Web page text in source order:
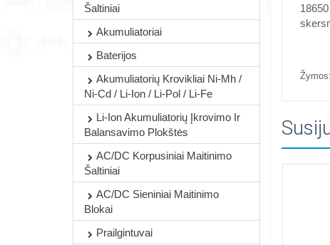
Šaltiniai
Akumuliatoriai
Baterijos
Akumuliatorių Krovikliai Ni-Mh /
Ni-Cd / Li-Ion / Li-Pol / Li-Fe
Li-Ion Akumuliatorių Įkrovimo Ir
Balansavimo Plokštės
AC/DC Korpusiniai Maitinimo
Šaltiniai
AC/DC Sieniniai Maitinimo
Blokai
Prailgintuvai
Žymos: